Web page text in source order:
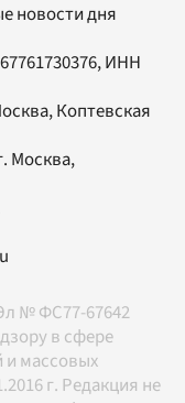
новости дня
ИНН
Коптевская
Москва,
№ ФС77-67642
в сфере
и массовых
г. Редакция не